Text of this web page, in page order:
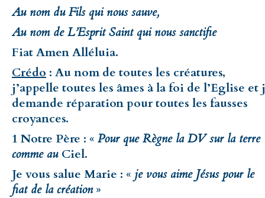
Au nom du Fils qui nous sauve,
Au nom de L’Esprit Saint qui nous sanctifie
Fiat Amen Alléluia.
Crédo : Au nom de toutes les créatures,
j’appelle toutes les âmes à la foi de l’Eglise et
demande réparation pour toutes les fausses
croyances.
1 Notre Père : « Pour que Règne la DV sur la terre
comme au Ciel.
Je vous salue Marie : « je vous aime Jésus pour le
fiat de la création»